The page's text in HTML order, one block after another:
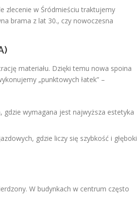
zlecenie w Śródmieściu traktujemy
brama z lat 30., czy nowoczesna
materiału. Dzięki temu nowa spoina
„punktowych łatek” –
wymagana jest najwyższa estetyka
gdzie liczy się szybkość i głęboki
W budynkach w centrum często